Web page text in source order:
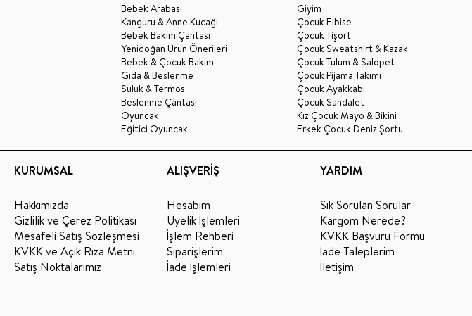
Bebek Arabası
Kanguru & Anne Kucağı
Bebek Bakım Çantası
Yenidoğan Ürün Önerileri
Bebek & Çocuk Bakım
Gıda & Beslenme
Suluk & Termos
Beslenme Çantası
Oyuncak
Eğitici Oyuncak
Giyim
Çocuk Elbise
Çocuk Tişört
Çocuk Sweatshirt & Kazak
Çocuk Tulum & Salopet
Çocuk Pijama Takımı
Çocuk Ayakkabı
Çocuk Sandalet
Kız Çocuk Mayo & Bikini
Erkek Çocuk Deniz Şortu
KURUMSAL
Hakkımızda
Gizlilik ve Çerez Politikası
Mesafeli Satış Sözleşmesi
KVKK ve Açık Rıza Metni
Satış Noktalarımız
ALIŞVERİŞ
Hesabım
Üyelik İşlemleri
İşlem Rehberi
Siparişlerim
İade İşlemleri
YARDIM
Sık Sorulan Sorular
Kargom Nerede?
KVKK Başvuru Formu
İade Taleplerim
İletişim